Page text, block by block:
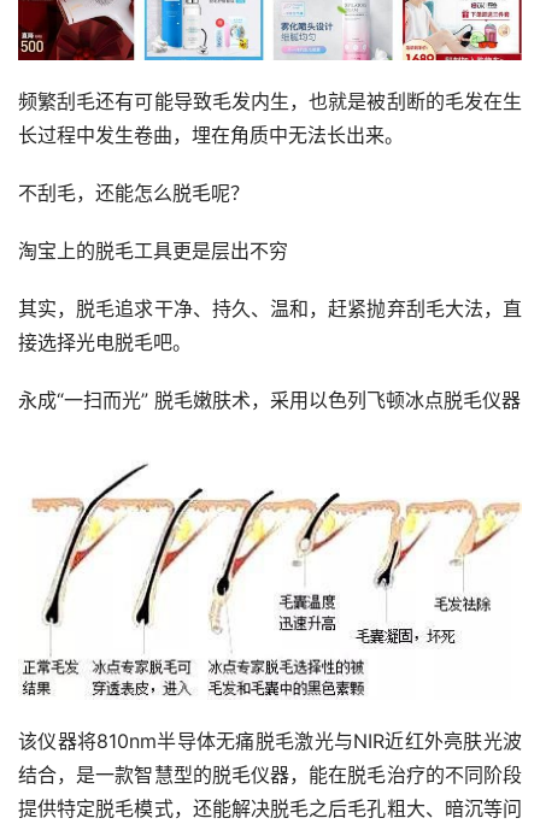
频繁刮毛还有可能导致毛发内生，也就是被刮断的毛发在生
长过程中发生卷曲，埋在角质中无法长出来。
不刮毛，还能怎么脱毛呢？
淘宝上的脱毛工具更是层出不穷
其实，脱毛追求干净、持久、温和，赶紧抛弃刮毛大法，直
接选择光电脱毛吧。
永成“一扫而光” 脱毛嫩肤术，采用以色列飞顿冰点脱毛仪器
该仪器将810nm半导体无痛脱毛激光与NIR近红外亮肤光波
结合，是一款智慧型的脱毛仪器，能在脱毛治疗的不同阶段
提供特定脱毛模式，还能解决脱毛之后毛孔粗大、暗沉等问